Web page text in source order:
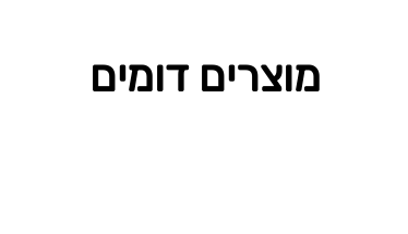
מוצרים דומים